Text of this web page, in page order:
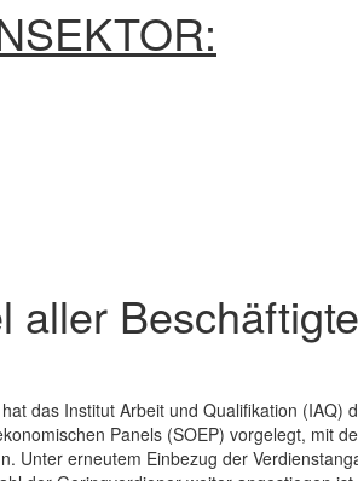
aller
das Institut Arbeit und Qualifikation (IAQ)
Panels (SOEP) vorgelegt, mit
Unter erneutem Einbezug der